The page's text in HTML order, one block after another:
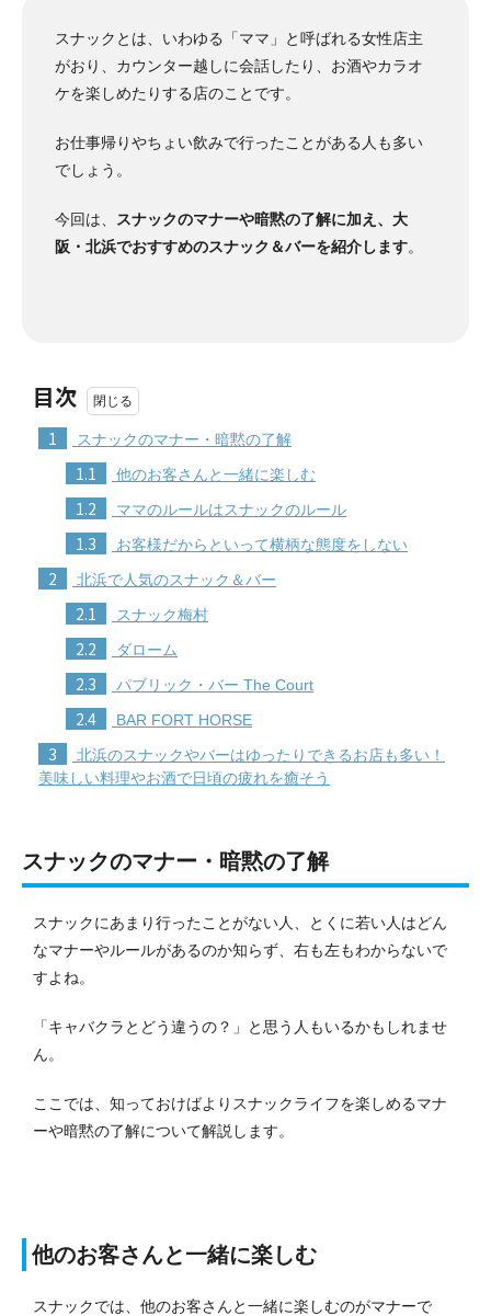
スナックとは、いわゆる「ママ」と呼ばれる女性店主
がおり、カウンター越しに会話したり、お酒やカラオ
ケを楽しめたりする店のことです。
お仕事帰りやちょい飲みで行ったことがある人も多い
でしょう。
今回は、
スナックのマナーや暗黙の了解に加え、大
阪・北浜でおすすめのスナック＆バーを紹介します。
目次
1 スナックのマナー・暗黙の了解
1.1 他のお客さんと一緒に楽しむ
1.2 ママのルールはスナックのルール
1.3 お客様だからといって横柄な態度をしない
2 北浜で人気のスナック＆バー
2.1 スナック梅村
2.2 ダローム
2.3 パブリック・バー The Court
2.4 BAR FORT HORSE
3
北浜のスナックやバーはゆったりできるお店も多い！
美味しい料理やお酒で日頃の疲れを癒そう
スナックのマナー・暗黙の了解
スナックにあまり行ったことがない人、とくに若い人はどん
なマナーやルールがあるのか知らず、右も左もわからないで
すよね。
「キャバクラとどう違うの？」と思う人もいるかもしれませ
ん。
ここでは、知っておけばよりスナックライフを楽しめるマナ
ーや暗黙の了解について解説します。
他のお客さんと一緒に楽しむ
スナックでは、他のお客さんと一緒に楽しむのがマナーで